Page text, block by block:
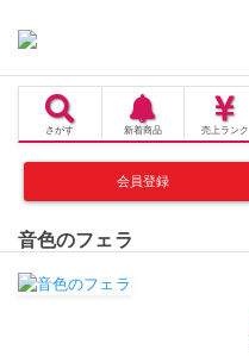
さがす 新着商品 売上 ランク
会員登録
音色のフェラ